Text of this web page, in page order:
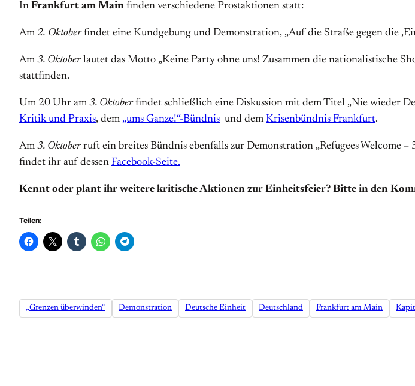
In Frankfurt am Main finden verschiedene Prostaktionen statt:
Am 2. Oktoberfindet eine Kundgebung und Demonstration, „Auf die Straße gegen die
Am 3. Oktoberlautet das Motto „Keine Party ohne uns! Zusammen die nationalistische
stattfinden.
Um 20 Uhr am 3. Oktoberfindet schließlich eine Diskussion mit dem Titel „Nie wieder
Kritik und Praxis, dem „ums Ganze!“-Bündnis und dem Krisenbündnis Frankfurt.
Am 3. Oktoberruft ein breites Bündnis ebenfalls zur Demonstration „Refugees Welcome –
findet ihr auf dessen Facebook-Seite.
Kennt oder plant ihr weitere kritische Aktionen zur Einheitsfeier? Bitte in den
Teilen:
„Grenzen überwinden“ Demonstration Deutsche Einheit Deutschland Frankfurt am Main